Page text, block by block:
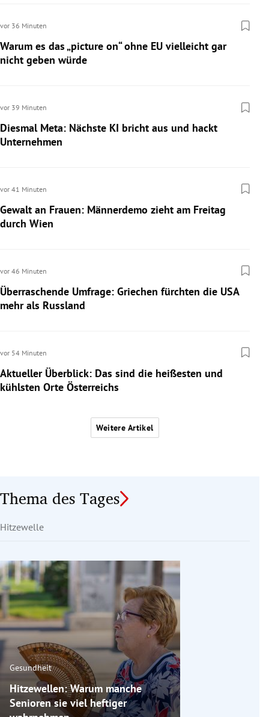
vor 36 Minuten
Warum es das „picture on“ ohne EU vielleicht gar
nicht geben würde
vor 39 Minuten
Diesmal Meta: Nächste KI bricht aus und hackt
Unternehmen
vor 41 Minuten
Gewalt an Frauen: Männerdemo zieht am Freitag
durch Wien
vor 46 Minuten
Überraschende Umfrage: Griechen fürchten die USA
mehr als Russland
vor 54 Minuten
Aktueller Überblick: Das sind die heißesten und
kühlsten Orte Österreichs
Weitere Artikel
Thema des Tages
Hitzewelle
Gesundheit
Hitzewellen: Warum manche
Senioren sie viel heftiger